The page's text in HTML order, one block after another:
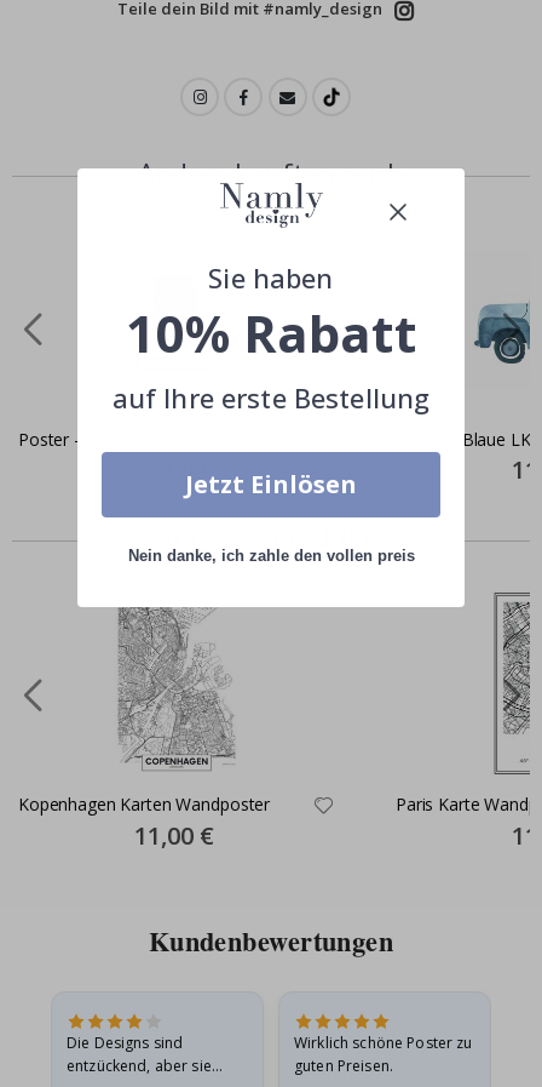
Teile dein Bild mit #namly_design
Andere kauften auch
Poster - Prada Mailand Italien
11,00 €
Poster - Blaue
Kopenhagen Karten Wandposter
Special
Price
11,00 €
Paris Karte
Kundenbewertungen
Die Designs sind
entzückend, aber sie
Wirklich schöne Poster zu
guten Preisen.
Sie haben
10% Rabatt
auf Ihre erste Bestellung
Jetzt Einlösen
Nein danke, ich zahle den vollen preis